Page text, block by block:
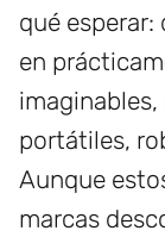
qué
en
portátiles,
Aunque
marcas